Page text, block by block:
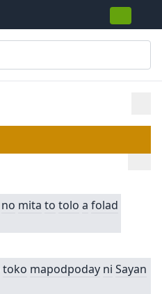
no mita to tolo a folad
toko mapodpoday ni Sayan